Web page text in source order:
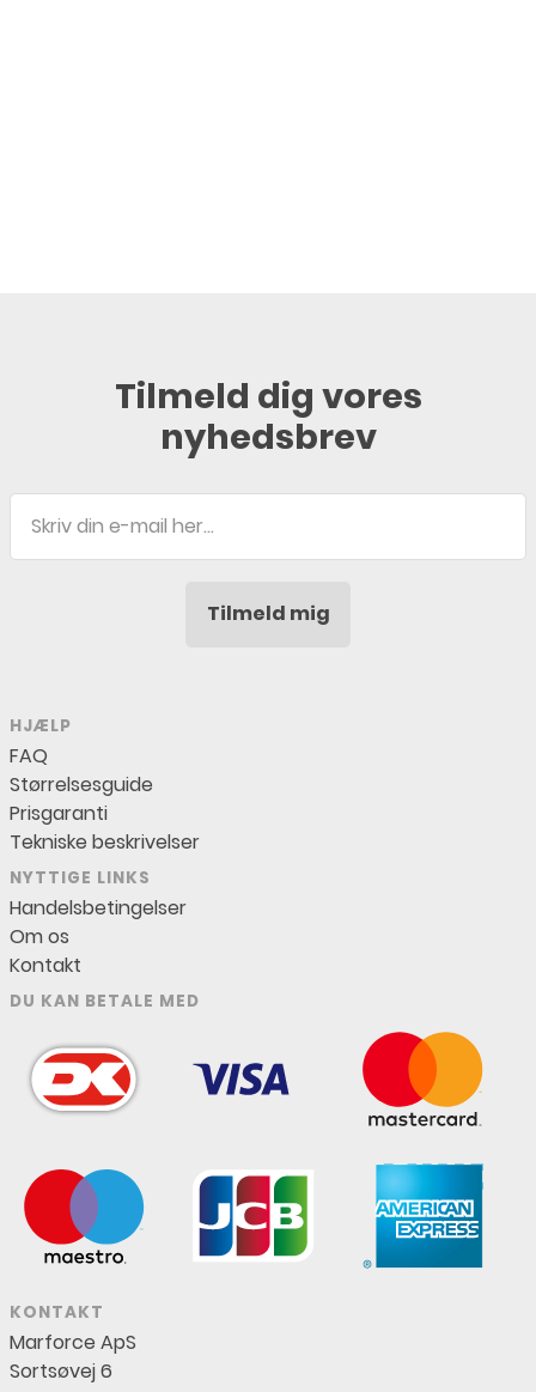
Tilmeld dig vores
nyhedsbrev
mail
Tilmeld mig
HJÆLP
FAQ
Størrelsesguide
Prisgaranti
Tekniske beskrivelser
NYTTIGE LINKS
Handelsbetingelser
Om os
Kontakt
DU KAN BETALE MED
KONTAKT
Marforce ApS
Sortsøvej 6